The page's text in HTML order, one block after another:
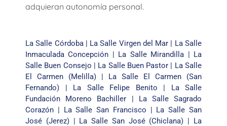
adquieran autonomía personal.
La Salle Córdoba| La Salle Virgen del Mar | La Salle
Inmaculada Concepción | La Salle Mirandilla | La
Salle Buen Consejo | La Salle Buen Pastor | La Salle
El Carmen (Melilla) | La Salle El Carmen (San
Fernando) | La Salle Felipe Benito | La Salle
Fundación Moreno Bachiller | La Salle Sagrado
Corazón | La Salle San Francisco | La Salle San
José (Jerez)| La Salle San José (Chiclana) | La